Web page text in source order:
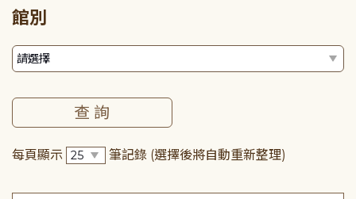
館別
每頁顯示 筆記錄 (選擇後將自動重新整理)